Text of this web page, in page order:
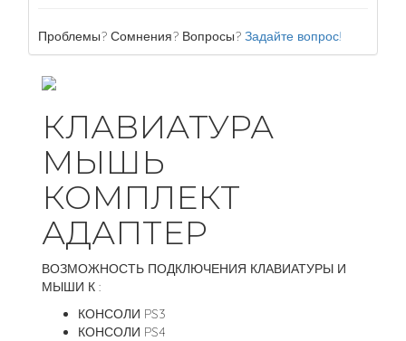
Проблемы? Сомнения? Вопросы? Задайте вопрос!
КЛАВИАТУРА
МЫШЬ
КОМПЛЕКТ
АДАПТЕР
ВОЗМОЖНОСТЬ ПОДКЛЮЧЕНИЯ КЛАВИАТУРЫ И
МЫШИ К :
КОНСОЛИ PS3
КОНСОЛИ PS4